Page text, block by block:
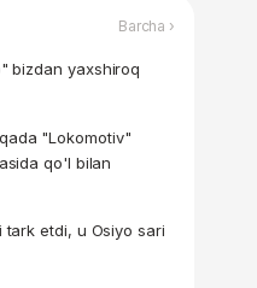
Barcha ›
bizdan yaxshiroq
"Lokomotiv"
qo'l bilan
tark etdi, u Osiyo sari